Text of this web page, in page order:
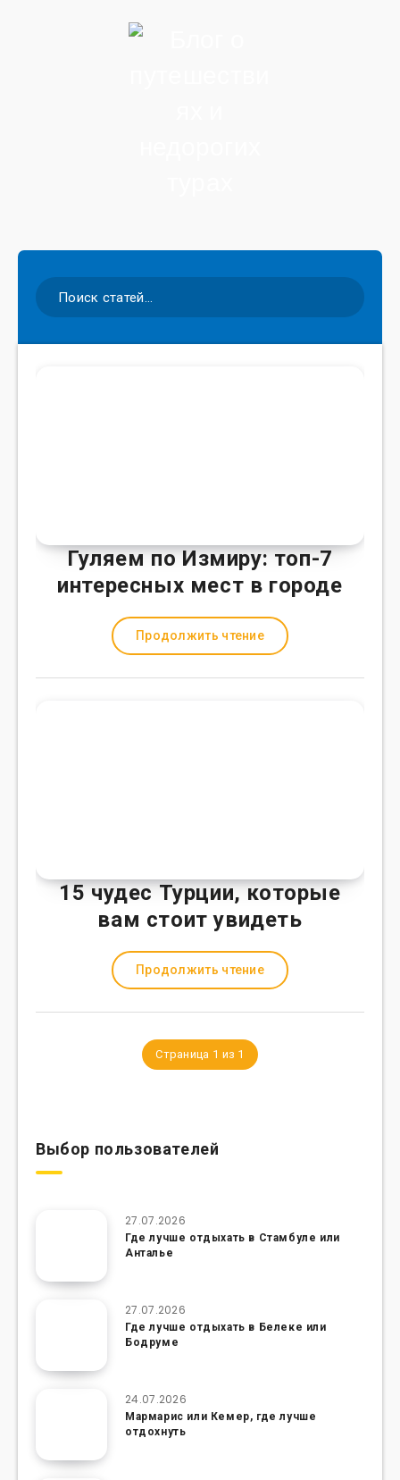
Гуляем по Измиру: топ-7
интересных мест в городе
Продолжить чтение
15 чудес Турции, которые
вам стоит увидеть
Продолжить чтение
Страница 1 из 1
Выбор пользователей
27.07.2026
Где лучше отдыхать в Стамбуле или
Анталье
27.07.2026
Где лучше отдыхать в Белеке или
Бодруме
24.07.2026
Мармарис или Кемер, где лучше
отдохнуть